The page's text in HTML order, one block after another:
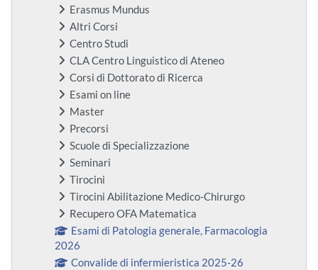
Erasmus Mundus
Altri Corsi
Centro Studi
CLA Centro Linguistico di Ateneo
Corsi di Dottorato di Ricerca
Esami on line
Master
Precorsi
Scuole di Specializzazione
Seminari
Tirocini
Tirocini Abilitazione Medico-Chirurgo
Recupero OFA Matematica
Esami di Patologia generale, Farmacologia
2026
Convalide di infermieristica 2025-26